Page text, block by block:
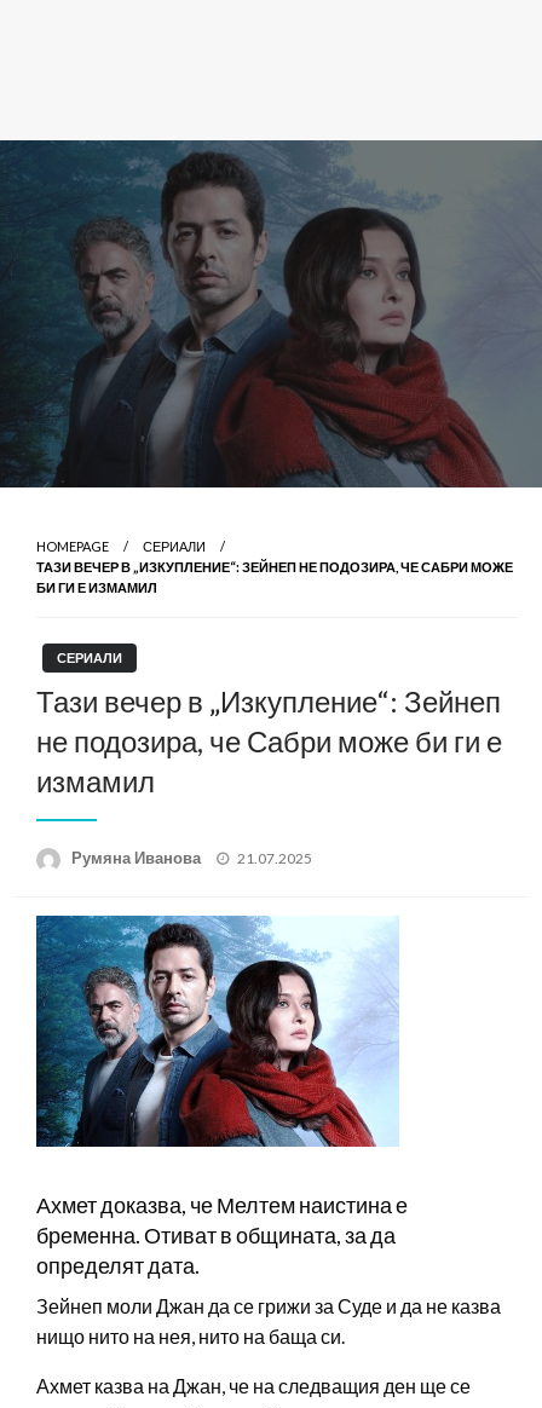
HOMEPAGE
СЕРИАЛИ
ТАЗИ ВЕЧЕР В „ИЗКУПЛЕНИЕ“: ЗЕЙНЕП НЕ ПОДОЗИРА, ЧЕ САБРИ МОЖЕ
БИ ГИ Е ИЗМАМИЛ
СЕРИАЛИ
Тази вечер в „Изкупление“: Зейнеп
не подозира, че Сабри може би ги е
измамил
Румяна Иванова
Posted
21.07.2025
Ахмет доказва, че Мелтем наистина е
бременна. Отиват в общината, за да
определят дата.
Зейнеп моли Джан да се грижи за Суде и да не казва
нищо нито на нея, нито на баща си.
Ахмет казва на Джан, че на следващия ден ще се